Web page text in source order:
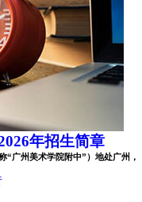
年招生简章
“广州美术学院附中”）地处广州，